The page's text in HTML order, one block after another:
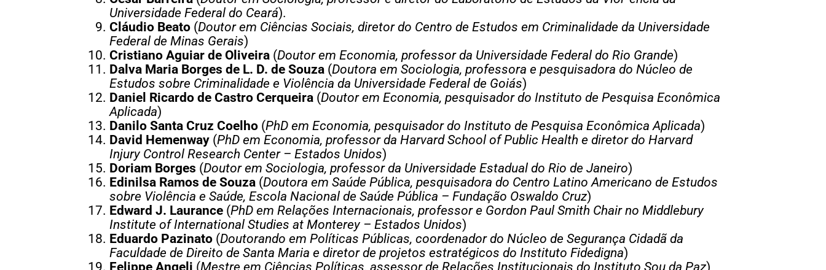
Universidade Federal do Ceará).
Cláudio Beato (Doutor em Ciências Sociais, diretor do Centro de Estudos em Criminalidade da Universidade
Federal de Minas Gerais)
Cristiano Aguiar de Oliveira (Doutor em Economia, professor da Universidade Federal do Rio Grande)
Dalva Maria Borges de L. D. de Souza (Doutora em Sociologia, professora e pesquisadora do Núcleo de
Estudos sobre Criminalidade e Violência da Universidade Federal de Goiás)
Daniel Ricardo de Castro Cerqueira (Doutor em Economia, pesquisador do Instituto de Pesquisa Econômica
Aplicada)
Danilo Santa Cruz Coelho (PhD em Economia, pesquisador do Instituto de Pesquisa Econômica Aplicada)
David Hemenway (PhD em Economia, professor da Harvard School of Public Health e diretor do Harvard
Injury Control Research Center – Estados Unidos)
Doriam Borges (Doutor em Sociologia, professor da Universidade Estadual do Rio de Janeiro)
Edinilsa Ramos de Souza (Doutora em Saúde Pública, pesquisadora do Centro Latino Americano de Estudos
sobre Violência e Saúde, Escola Nacional de Saúde Pública – Fundação Oswaldo Cruz)
Edward J. Laurance (PhD em Relações Internacionais, professor e Gordon Paul Smith Chair no Middlebury
Institute of International Studies at Monterey – Estados Unidos)
Eduardo Pazinato (Doutorando em Políticas Públicas, coordenador do Núcleo de Segurança Cidadã da
Faculdade de Direito de Santa Maria e diretor de projetos estratégicos do Instituto Fidedigna)
Felippe Angeli (Mestre em Ciências Políticas, assessor de Relações Institucionais do Instituto Sou da Paz)